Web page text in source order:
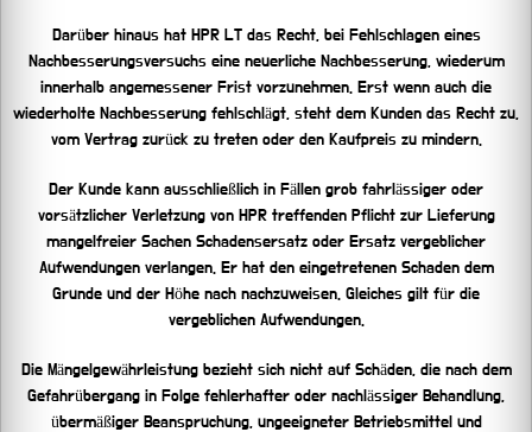
Darüber hinaus hat HPR LT das Recht, bei Fehlschlagen eines
Nachbesserungsversuchs eine neuerliche Nachbesserung, wiederum
innerhalb angemessener Frist vorzunehmen. Erst wenn auch die
wiederholte Nachbesserung fehlschlägt, steht dem Kunden das Recht zu,
vom Vertrag zurück zu treten oder den Kaufpreis zu mindern.
Der Kunde kann ausschließlich in Fällen grob fahrlässiger oder
vorsätzlicher Verletzung von HPR treffenden Pflicht zur Lieferung
mangelfreier Sachen Schadensersatz oder Ersatz vergeblicher
Aufwendungen verlangen. Er hat den eingetretenen Schaden dem
Grunde und der Höhe nach nachzuweisen. Gleiches gilt für die
vergeblichen Aufwendungen.
Die Mängelgewährleistung bezieht sich nicht auf Schäden, die nach dem
Gefahrübergang in Folge fehlerhafter oder nachlässiger Behandlung,
übermäßiger Beanspruchung, ungeeigneter Betriebsmittel und